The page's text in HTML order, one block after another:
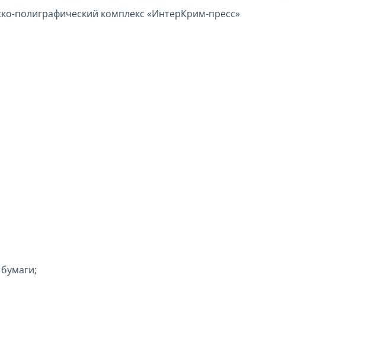
полиграфический комплекс «ИнтерКрим-пресс»